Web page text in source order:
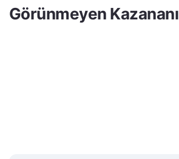
Görünmeyen Kazananı